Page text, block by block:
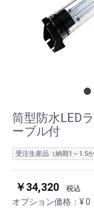
筒型防水LED
ーブル付
受注生産品（納期1～1.5か
￥34,320 税込
オプション価格：¥0